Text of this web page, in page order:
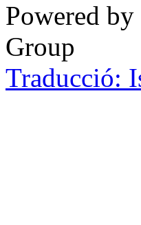
Powered by
Group
Traducció: